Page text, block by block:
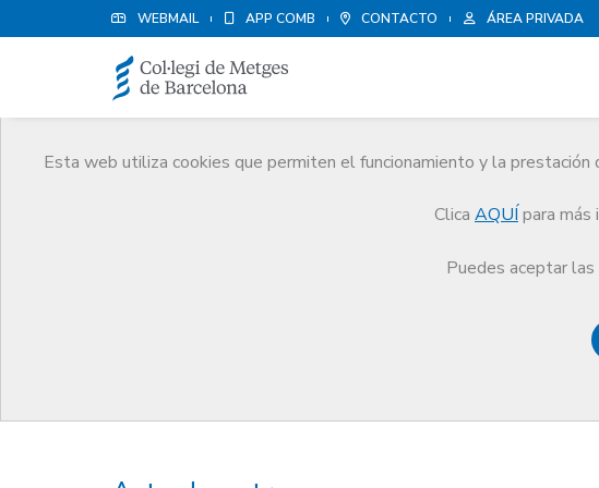
WEBMAIL APP COMB CONTACTO ÁREA PRIVADA
Esta web utiliza cookies que permiten el funcionamiento y la prestación
Clica AQUÍ para más
Puedes aceptar
Premios Edició 2019